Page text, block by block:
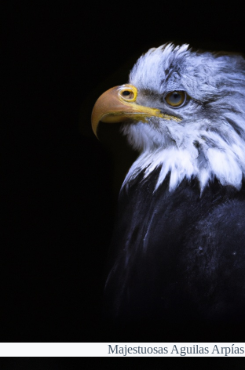
Majestuosas Aguilas Arpías